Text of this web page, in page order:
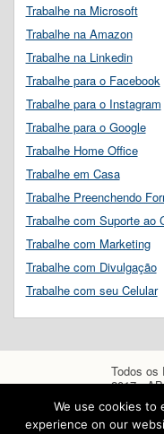
Trabalhe na Microsoft
Trabalhe na Amazon
Trabalhe na Linkedin
Trabalhe para o Facebook
Trabalhe para o Instagram
Trabalhe para o Google
Trabalhe Home Office
Trabalhe em Casa
Trabalhe Preenchendo
Trabalhe com Suporte ao
Trabalhe com Marketing
Trabalhe com Divulgação
Trabalhe com seu Celular
Todos os
2017 -
We use cookies to
experience on our